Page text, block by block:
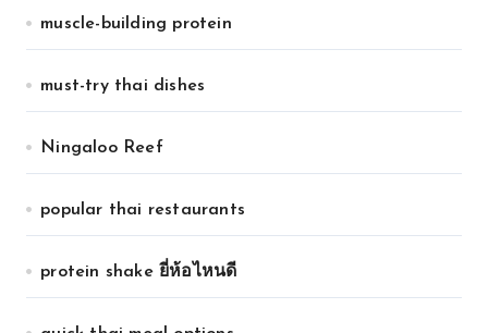
muscle-building protein
must-try thai dishes
Ningaloo Reef
popular thai restaurants
protein shake ยี่ห้อไหนดี